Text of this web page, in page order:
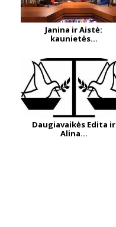
Janina ir Aistė:
kaunietės...
Daugiavaikės Edita ir
Alina...